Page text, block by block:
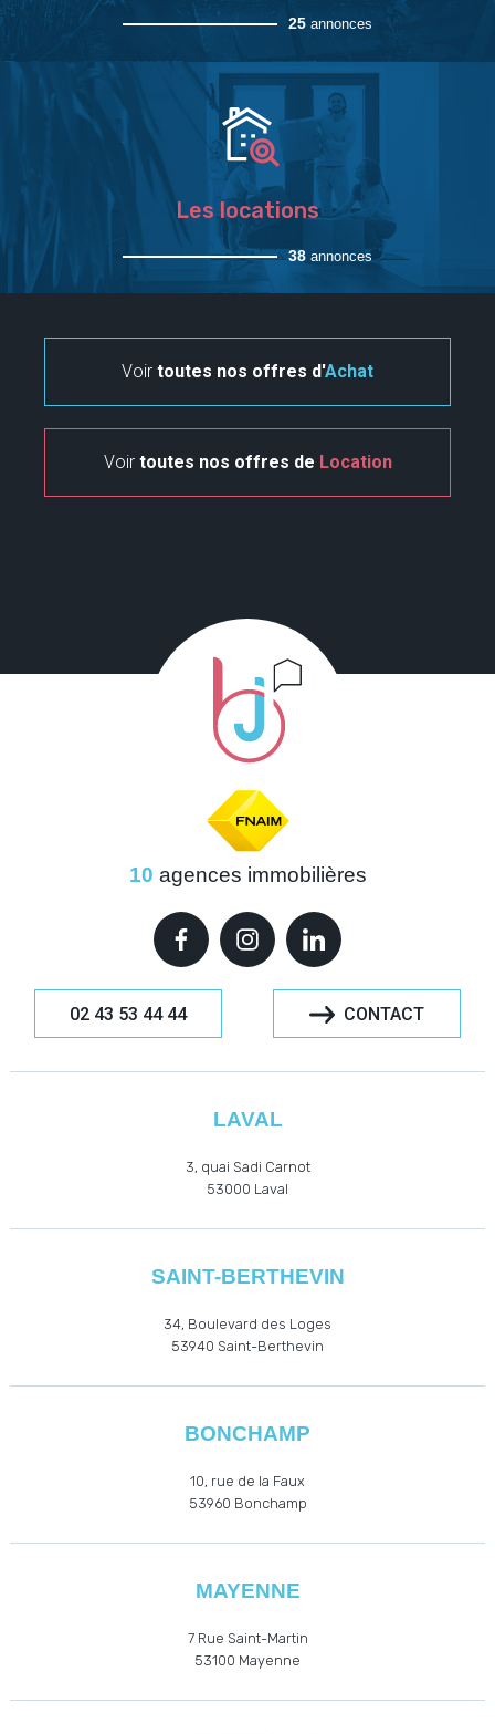
25 annonces
Les locations
38 annonces
Voir toutes nos offres d'Achat
Voir toutes nos offres de Location
10 agences immobilières
02 43 53 44 44 CONTACT
LAVAL
3, quai Sadi Carnot
53000 Laval
SAINT-BERTHEVIN
34, Boulevard des Loges
53940 Saint-Berthevin
BONCHAMP
10, rue de la Faux
53960 Bonchamp
MAYENNE
7 Rue Saint-Martin
53100 Mayenne